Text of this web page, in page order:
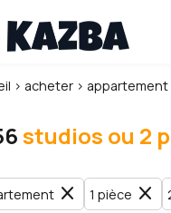
› acheter › appartement
studios ou 2
close 1 pièce close